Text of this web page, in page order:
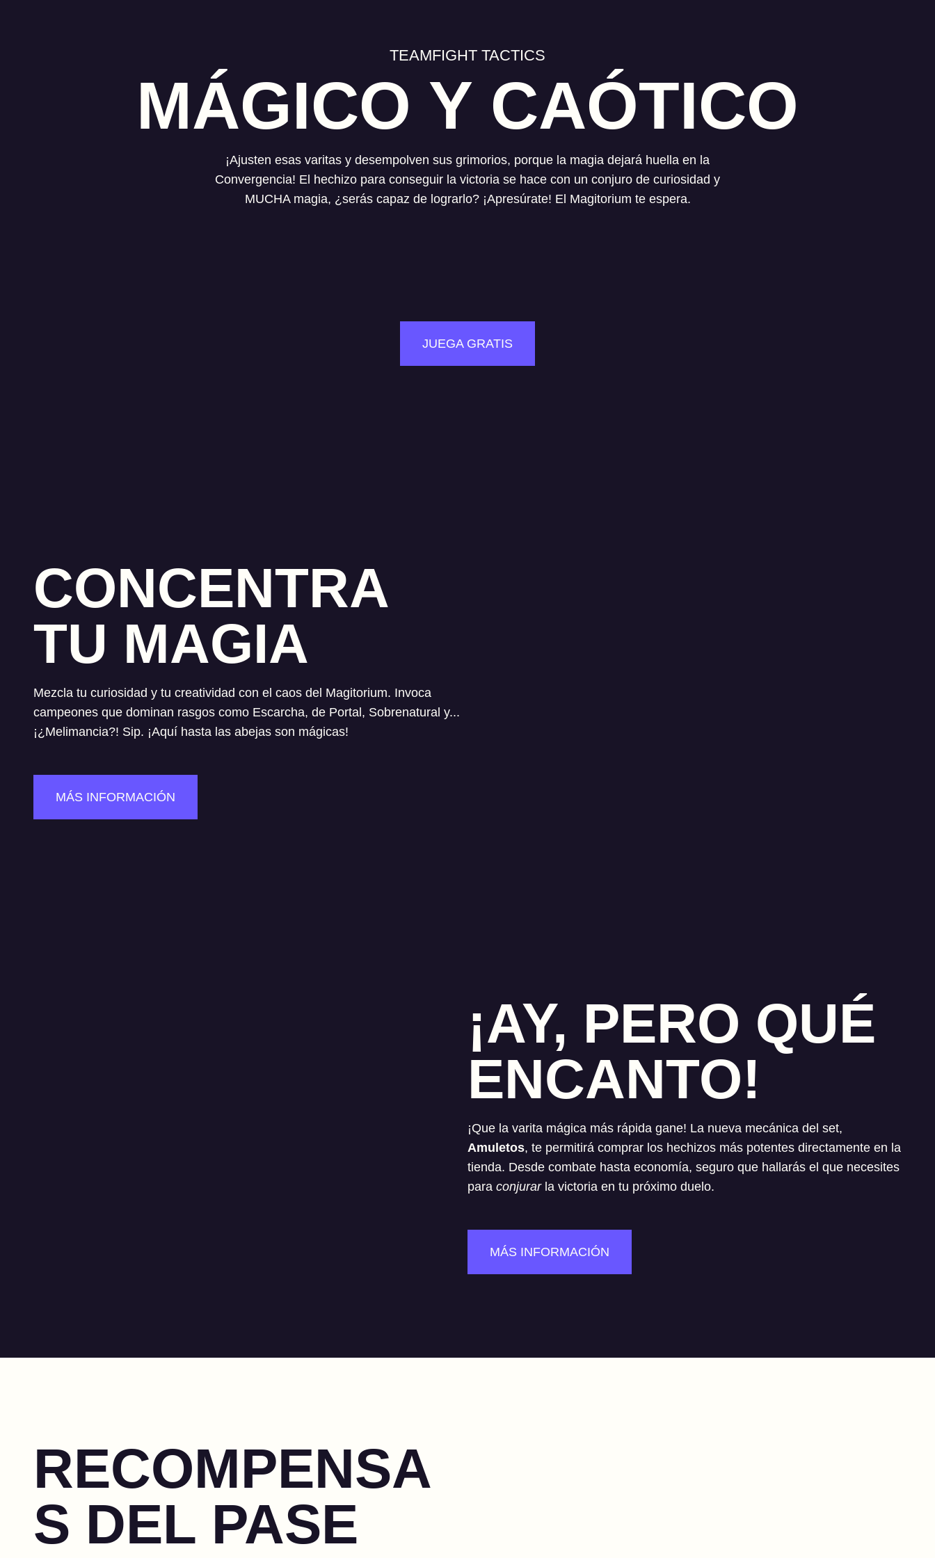
TEAMFIGHT TACTICS
MÁGICO Y CAÓTICO
¡Ajusten esas varitas y desempolven sus grimorios, porque la magia dejará huella en la
Convergencia! El hechizo para conseguir la victoria se hace con un conjuro de curiosidad y
MUCHA magia, ¿serás capaz de lograrlo? ¡Apresúrate! El Magitorium te espera.
JUEGA GRATIS
CONCENTRA
TU MAGIA
Mezcla tu curiosidad y tu creatividad con el caos del Magitorium. Invoca
campeones que dominan rasgos como Escarcha, de Portal, Sobrenatural y...
¡¿Melimancia?! Sip. ¡Aquí hasta las abejas son mágicas!
MÁS INFORMACIÓN
¡AY, PERO QUÉ
ENCANTO!
¡Que la varita mágica más rápida gane! La nueva mecánica del set,
Amuletos, te permitirá comprar los hechizos más potentes directamente en la
tienda. Desde combate hasta economía, seguro que hallarás el que necesites
para conjurar la victoria en tu próximo duelo.
MÁS INFORMACIÓN
RECOMPENSA
S DEL PASE